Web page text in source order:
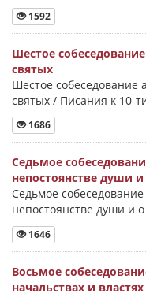
1592
Шестое
святых
Шестое
святых / Писания к 10-
1686
Седьмое
непостоянстве души
Седьмое
непостоянстве души и
1646
Восьмое
начальствах и властях